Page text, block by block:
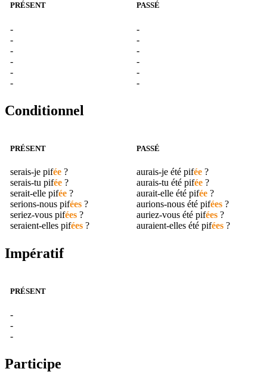
PRÉSENT
-
-
-
-
-
-
PASSÉ
-
-
-
-
-
-
Conditionnel
PRÉSENT
serais-je pifée ?
serais-tu pifée ?
serait-elle pifée ?
serions-nous pifées ?
seriez-vous pifées ?
seraient-elles pifées ?
PASSÉ
aurais-je été pifée?
aurais-tu été pifée?
aurait-elle été pifée?
aurions-nous été pifées?
auriez-vous été pifées?
auraient-elles été pifées?
Impératif
PRÉSENT
-
-
-
Participe